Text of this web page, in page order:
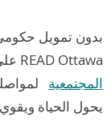
بدون تمويل
READ Ottawa على the
المجتمعية
يحول الحياة